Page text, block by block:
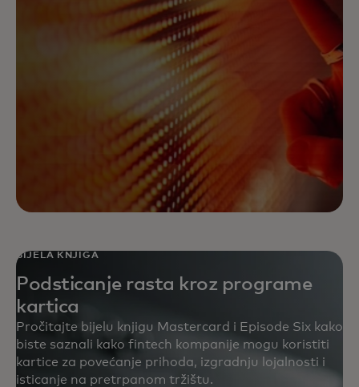
BIJELA KNJIGA
Podsticanje rasta kroz programe
kartica
Pročitajte bijelu knjigu Mastercard i Episode Six kako
biste saznali kako fintech kompanije mogu koristiti
kartice za povećanje prihoda, izgradnju lojalnosti i
isticanje na pretrpanom tržištu.